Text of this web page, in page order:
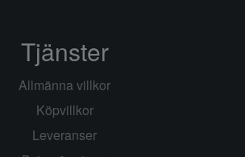
Tjänster
Allmänna villkor
Köpvillkor
Leveranser